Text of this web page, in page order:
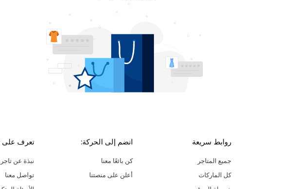
روابط سريعة
جميع المتاجر
كل الماركات
انضم إلى الحركة:
كن بائعًا معنا
أعلن على منصتنا
تعرف على
نبذة عن تاجر
تواصل معنا